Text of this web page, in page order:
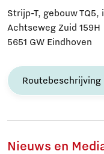
Strijp-T, gebouw
Achtseweg Zuid 159H
5651 GW Eindhoven
Routebeschrijving
Nieuws en